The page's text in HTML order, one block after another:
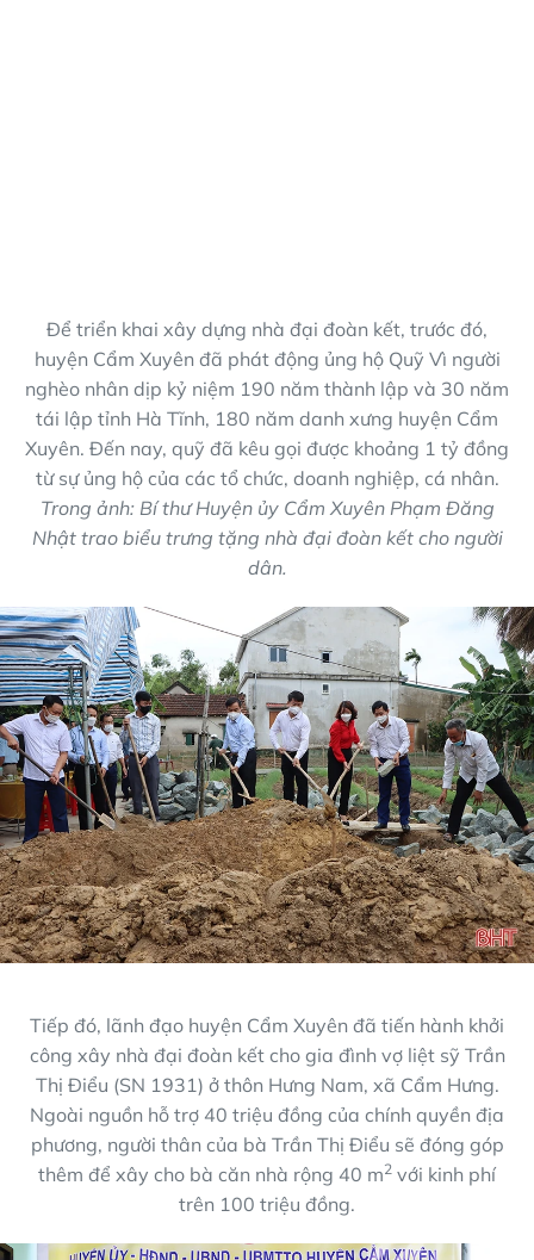
Để triển khai xây dựng nhà đại đoàn kết, trước đó,
huyện Cẩm Xuyên đã phát động ủng hộ Quỹ Vì người
nghèo nhân dịp kỷ niệm 190 năm thành lập và 30 năm
tái lập tỉnh Hà Tĩnh, 180 năm danh xưng huyện Cẩm
Xuyên. Đến nay, quỹ đã kêu gọi được khoảng 1 tỷ đồng
từ sự ủng hộ của các tổ chức, doanh nghiệp, cá nhân.
Trong ảnh: Bí thư Huyện ủy Cẩm Xuyên Phạm Đăng
Nhật trao biểu trưng tặng nhà đại đoàn kết cho người
dân.
Tiếp đó, lãnh đạo huyện Cẩm Xuyên đã tiến hành khởi
công xây nhà đại đoàn kết cho gia đình vợ liệt sỹ Trần
Thị Điểu (SN 1931) ở thôn Hưng Nam, xã Cẩm Hưng.
Ngoài nguồn hỗ trợ 40 triệu đồng của chính quyền địa
phương, người thân của bà Trần Thị Điểu sẽ đóng góp
thêm để xây cho bà căn nhà rộng 40 m2 với kinh phí
trên 100 triệu đồng.